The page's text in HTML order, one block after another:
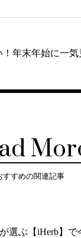
年末年始に一気
すすめの関連記事
選ぶ【iHerb】で